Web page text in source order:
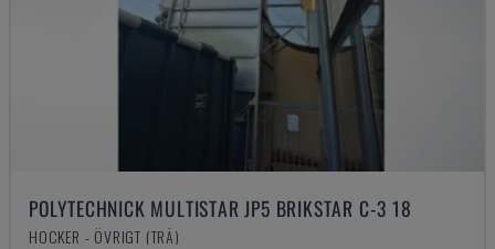
POLYTECHNICK MULTISTAR JP5 BRIKSTAR C-3 18
HOCKER - ÖVRIGT (TRÄ)